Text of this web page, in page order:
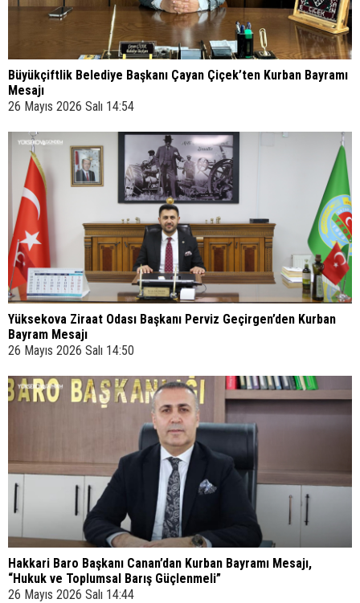
Büyükçiftlik Belediye Başkanı Çayan Çiçek’ten Kurban Bayramı
Mesajı
26 Mayıs 2026 Salı 14:54
Yüksekova Ziraat Odası Başkanı Perviz Geçirgen’den Kurban
Bayram Mesajı
26 Mayıs 2026 Salı 14:50
Hakkari Baro Başkanı Canan’dan Kurban Bayramı Mesajı,
“Hukuk ve Toplumsal Barış Güçlenmeli”
26 Mayıs 2026 Salı 14:44